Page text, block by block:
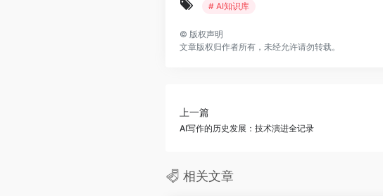
# AI知识库
© 版权声明
文章版权归作者所有，未经允许请勿转载。
上一篇
AI写作的历史发展：技术演进全记录
相关文章